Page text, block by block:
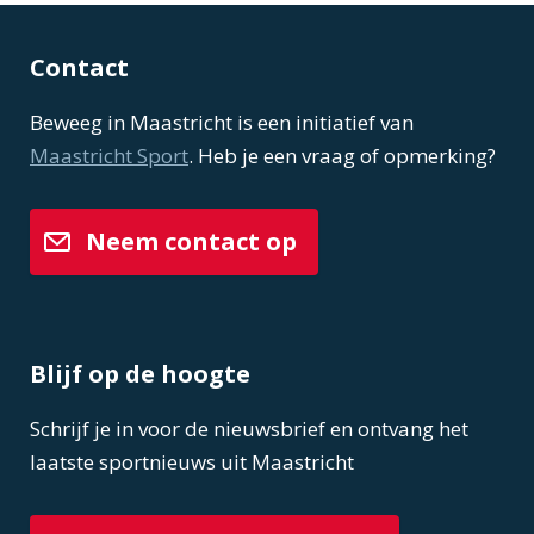
Contact
Beweeg in Maastricht is een initiatief van
Maastricht Sport. Heb je een vraag of opmerking?
Neem contact op
Blijf op de hoogte
Schrijf je in voor de nieuwsbrief en ontvang het
laatste sportnieuws uit Maastricht